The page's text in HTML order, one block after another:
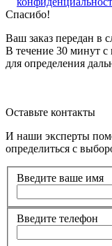
Спасибо!
Ваш заказ передан в
В течение 30 минут с
для определения
Оставьте контакты
И наши эксперты
определиться с
Введите ваше имя
Введите телефон